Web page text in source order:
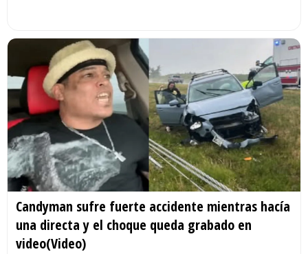
Candyman sufre fuerte accidente mientras hacía
una directa y el choque queda grabado en
video(Video)